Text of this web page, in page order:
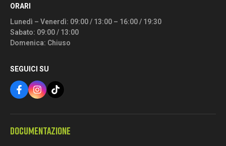
ORARI
Lunedì – Venerdì: 09:00 / 13:00 – 16:00 / 19:30
Sabato: 09:00 / 13:00
Domenica: Chiuso
SEGUICI SU
DOCUMENTAZIONE